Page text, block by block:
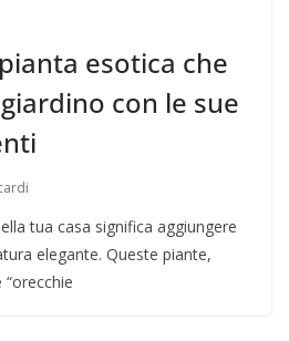
esotica che
con le sue
tua casa significa aggiungere
elegante. Queste piante,